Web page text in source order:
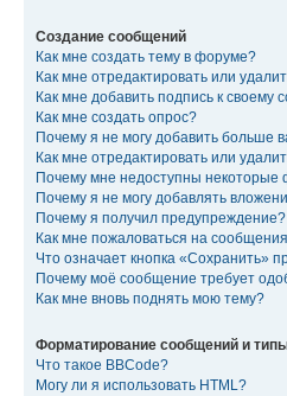
Создание сообщений
Как мне создать тему в форуме?
Как мне отредактировать или
Как мне добавить подпись к своему
Как мне создать опрос?
Почему я не могу добавить больше
Как мне отредактировать или
Почему мне недоступны
Почему я не могу добавлять
Почему я получил предупреждение?
Как мне пожаловаться на
Что означает кнопка «Сохранить»
Почему моё сообщение требует
Как мне вновь поднять мою тему?
Форматирование сообщений и
Что такое BBCode?
Могу ли я использовать HTML?